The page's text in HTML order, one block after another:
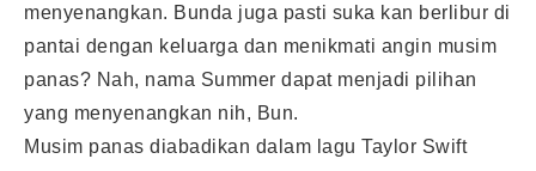
menyenangkan. Bunda juga pasti suka kan berlibur di
pantai dengan keluarga dan menikmati angin musim
panas? Nah, nama Summer dapat menjadi pilihan
yang menyenangkan nih, Bun.
Musim panas diabadikan dalam lagu Taylor Swift